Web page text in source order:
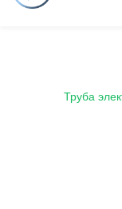
Труба